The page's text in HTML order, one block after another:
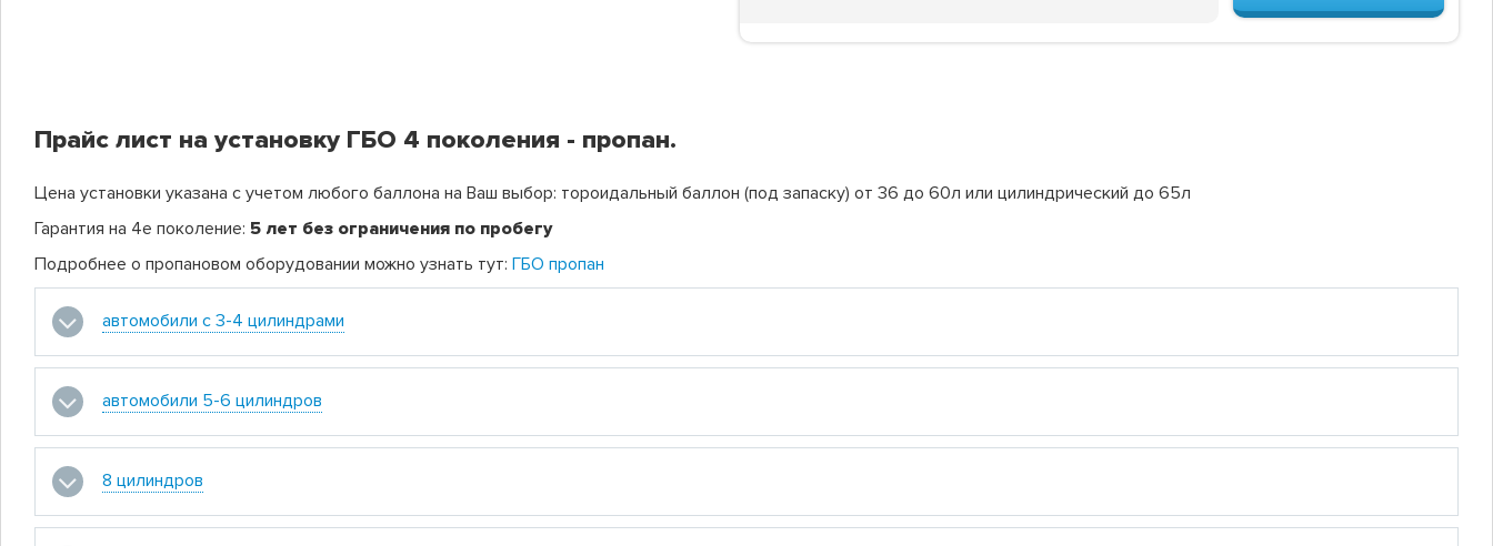
Прайс лист на установку ГБО 4 поколения - пропан.
Цена установки указана с учетом любого баллона на Ваш выбор: тороидальный баллон (под запаску) от 36 до 60л или цилиндрический до 65л
Гарантия на 4е поколение: 5 лет без ограничения по пробегу
Подробнее о пропановом оборудовании можно узнать тут: ГБО пропан
автомобили с 3-4 цилиндрами
автомобили 5-6 цилиндров
8 цилиндров